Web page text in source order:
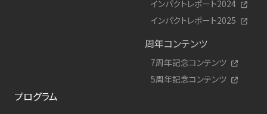
インパクトレポート2024
インパクトレポート2025
周年コンテンツ
7周年記念コンテンツ
5周年記念コンテンツ
プログラム